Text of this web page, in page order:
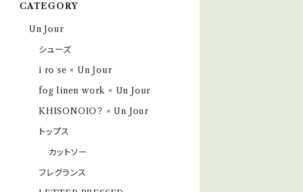
CATEGORY
Un Jour
シューズ
i ro se × Un Jour
fog linen work × Un Jour
KHISONOIO？ × Un Jour
トップス
カットソー
フレグランス